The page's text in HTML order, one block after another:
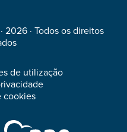
2026 · Todos os direitos
de utilização
cookies